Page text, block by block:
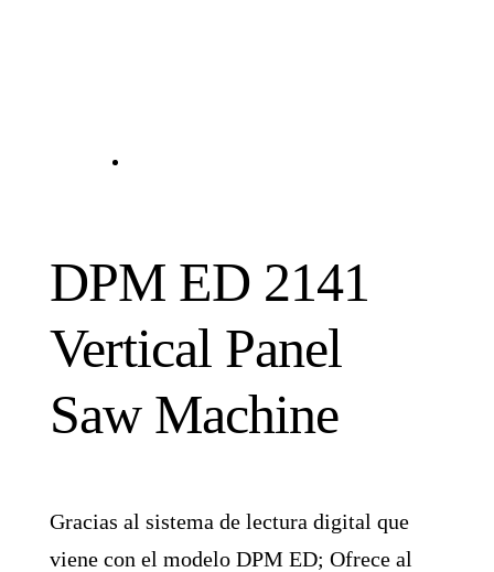
DPM ED 2141
Vertical Panel
Saw Machine
Gracias al sistema de lectura digital que
viene con el modelo DPM ED; Ofrece al